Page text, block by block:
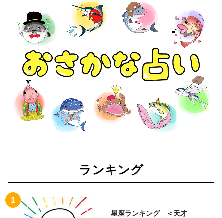
ランキング
星座ランキング ＜天才